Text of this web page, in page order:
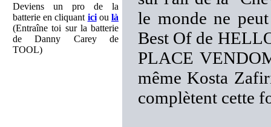
Deviens un pro de la
batterie en cliquant icioulà
(Entraîne toi sur la batterie
de Danny Carey de
TOOL)
le monde ne
Best Of de
PLACE
même Kosta
complètent cette